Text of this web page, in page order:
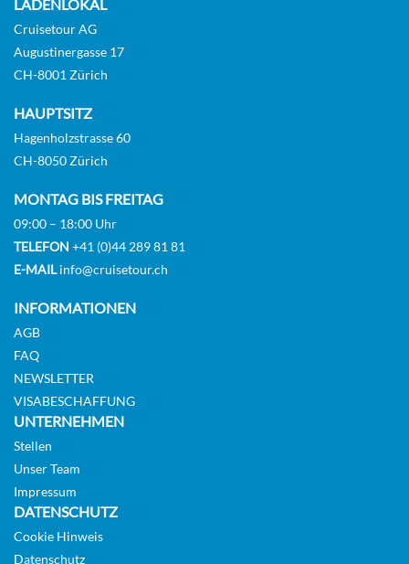
Main deck 2 beds with balcony-[GLS_PPB]
AUSWÄHLEN
LADENLOKAL
Cruisetour AG
Augustinergasse 17
CH-8001 Zürich
HAUPTSITZ
Hagenholzstrasse 60
CH-8050 Zürich
MONTAG BIS FREITAG
09:00 – 18:00 Uhr
TELEFON +41 (0)44 289 81 81
E-MAILinfo@cruisetour.ch
INFORMATIONEN
AGB
FAQ
NEWSLETTER
VISABESCHAFFUNG
UNTERNEHMEN
Stellen
Unser Team
Impressum
DATENSCHUTZ
Cookie Hinweis
Datenschutz